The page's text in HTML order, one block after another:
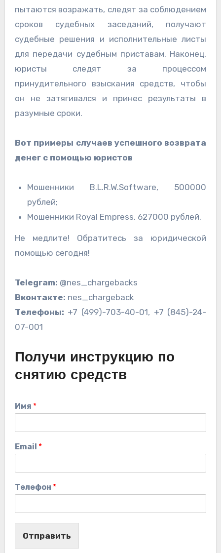
пытаются возражать, следят за соблюдением
сроков судебных заседаний, получают
судебные решения и исполнительные листы
для передачи судебным приставам. Наконец,
юристы следят за процессом
принудительного взыскания средств, чтобы
он не затягивался и принес результаты в
разумные сроки.
Вот примеры случаев успешного возврата
денег с помощью юристов
Мошенники B.L.R.W.Software, 500000
рублей;
Мошенники Royal Empress, 627000 рублей.
Не медлите! Обратитесь за юридической
помощью сегодня!
Telegram: @nes_chargebacks
Вконтакте: nes_chargeback
Телефоны: +7 (499)-703-40-01, +7 (845)-24-
07-001
Получи инструкцию по
снятию средств
Имя *
Email *
Телефон *
Отправить